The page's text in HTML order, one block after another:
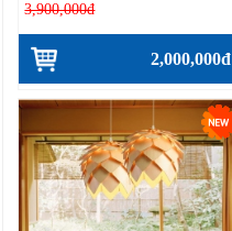
3,900,000đ
2,000,000đ